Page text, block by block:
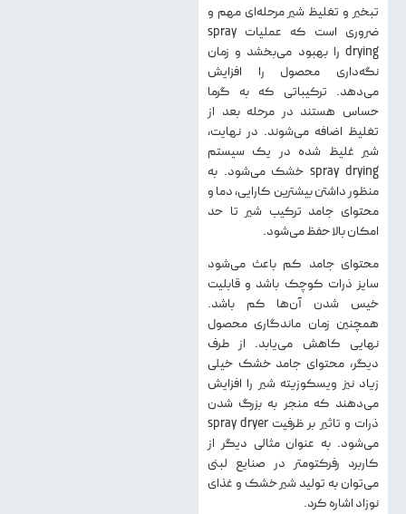
تبخیر و تغلیظ شیر مرحله‌ای مهم و
ضروری است که عملیات spray
drying را بهبود می‌بخشد و زمان
نگه‌داری محصول را افزایش
می‌دهد. ترکیباتی که به گرما
حساس هستند در مرحله بعد از
تغلیظ اضافه می‌شوند. در نهایت،
شیر غلیظ شده در یک سیستم
spray drying خشک می‌شود. به
منظور داشتن بیشترین کارایی، دما و
محتوای جامد ترکیب شیر تا حد
امکان بالا حفظ می‌شود.
محتوای جامد کم باعث می‌شود
سایز ذرات کوچک باشد و قابلیت
خیس شدن آن‌ها کم باشد.
همچنین زمان ماندگاری محصول
نهایی کاهش می‌یابد. از طرف
دیگر، محتوای جامد خشک خیلی
زیاد نیز ویسکوزیته شیر را افزایش
می‌دهند که منجر به بزرگ شدن
ذرات و تاثیر بر ظرفیت spray dryer
می‌شود. به عنوان مثالی دیگر از
کاربرد رفرکتومتر در صنایع لبنی
می‌توان به تولید شیر خشک و غذای
نوزاد اشاره کرد.